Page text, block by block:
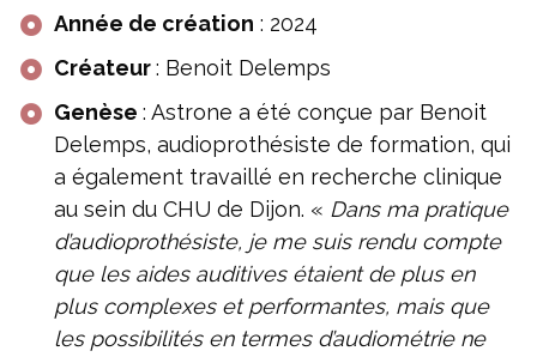
Année de création : 2024
Créateur: Benoit Delemps
Genèse : Astrone a été conçue par Benoit
Delemps, audioprothésiste de formation, qui
a également travaillé en recherche clinique
au sein du CHU de Dijon. « Dans ma pratique
d’audioprothésiste, je me suis rendu compte
que les aides auditives étaient de plus en
plus complexes et performantes, mais que
les possibilités en termes d’audiométrie ne